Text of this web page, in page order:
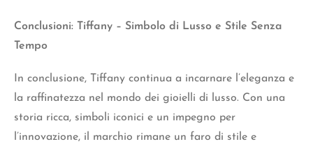
Conclusioni: Tiffany – Simbolo di Lusso e Stile Senza
Tempo
In conclusione, Tiffany continua a incarnare l’eleganza e
la raffinatezza nel mondo dei gioielli di lusso. Con una
storia ricca, simboli iconici e un impegno per
l’innovazione, il marchio rimane un faro di stile e